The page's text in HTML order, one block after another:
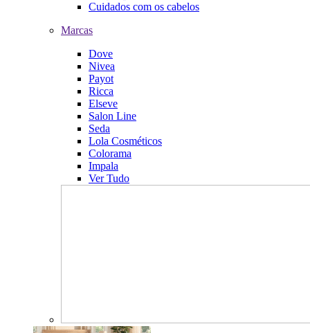
Cuidados com os cabelos
Marcas
Dove
Nivea
Payot
Ricca
Elseve
Salon Line
Seda
Lola Cosméticos
Colorama
Impala
Ver Tudo